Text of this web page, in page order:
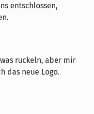
entschlossen,
ruckeln, aber mir
das neue Logo.